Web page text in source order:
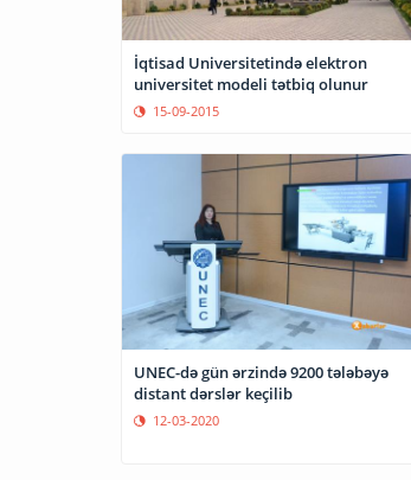
İqtisad Universitetində elektron
universitet modeli tətbiq olunur
15-09-2015
UNEC-də gün ərzində 9200 tələbəyə
distant dərslər keçilib
12-03-2020